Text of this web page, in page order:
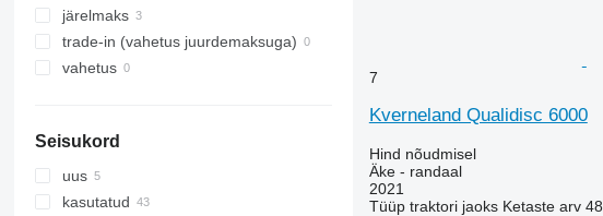
järelmaks
trade-in (vahetus juurdemaksuga)
vahetus
Seisukord
uus
kasutatud
7
Kverneland Qualidisc 6000
Hind nõudmisel
Äke - randaal
2021
Tüüp traktori jaoks Ketaste arv 48